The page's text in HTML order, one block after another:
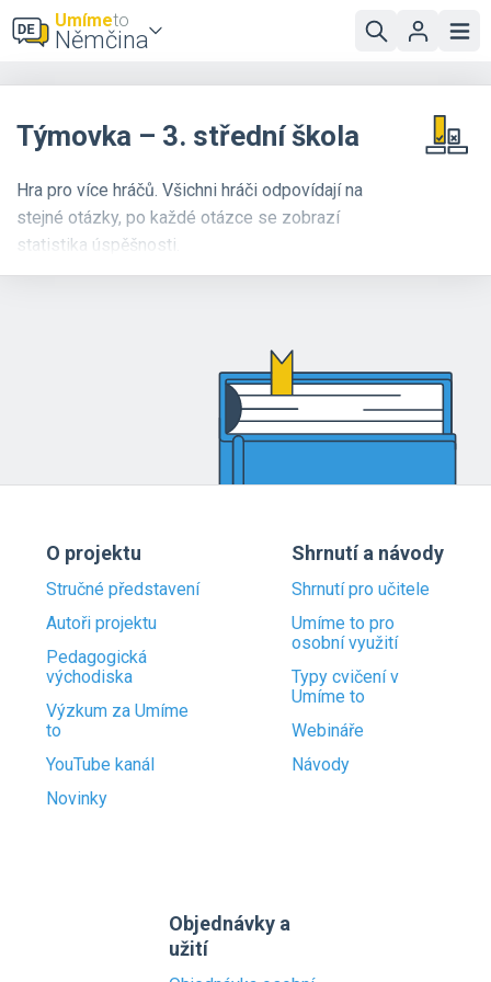
Umímeto
Němčina
Týmovka – 3. střední škola
Hra pro více hráčů. Všichni hráči odpovídají na
stejné otázky, po každé otázce se zobrazí
statistika úspěšnosti.
O projektu
Stručné představení
Autoři projektu
Pedagogická
východiska
Výzkum za Umíme
to
YouTube kanál
Novinky
Shrnutí a návody
Shrnutí pro učitele
Umíme to pro
osobní využití
Typy cvičení v
Umíme to
Webináře
Návody
Objednávky a
užití